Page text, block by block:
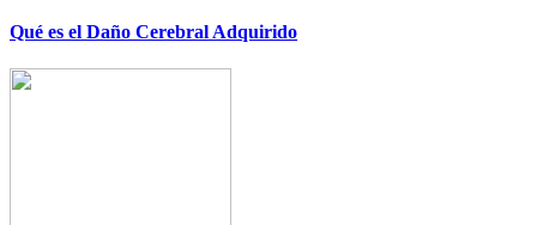
Qué es el Daño Cerebral Adquirido